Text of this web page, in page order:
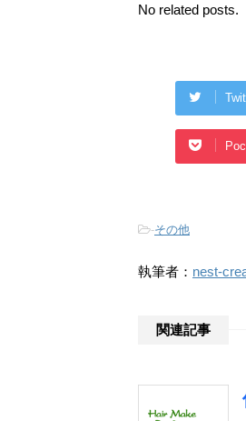
No related posts.
-その他
執筆者： nest-
関連記事